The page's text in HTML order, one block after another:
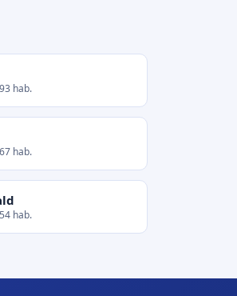
hab.
hab.
hab.